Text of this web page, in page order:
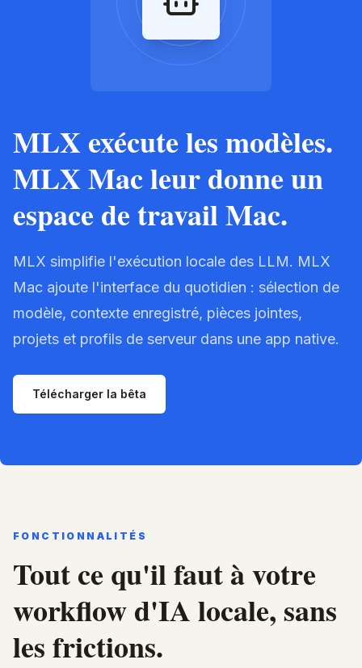
MLX exécute les modèles.
MLX Mac leur donne un
espace de travail Mac.
MLX simplifie l'exécution locale des LLM. MLX
Mac ajoute l'interface du quotidien : sélection de
modèle, contexte enregistré, pièces jointes,
projets et profils de serveur dans une app native.
Télécharger la bêta
FONCTIONNALITÉS
Tout ce qu'il faut à votre
workflow d'IA locale, sans
les frictions.